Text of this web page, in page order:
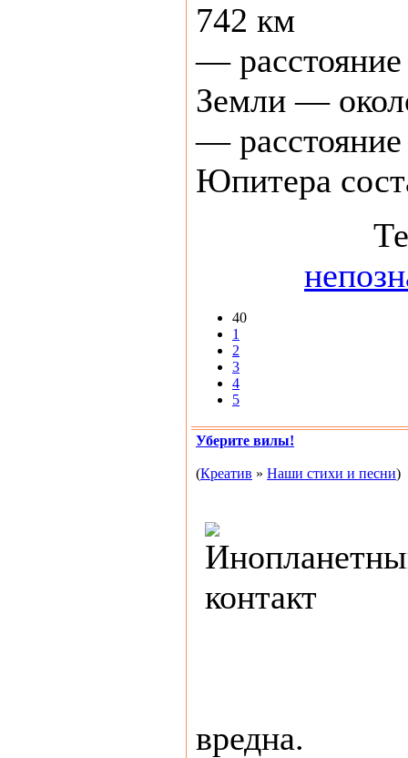
742 км
—
Земли —
—
Юпитера
40
1
2
3
4
5
Уберите вилы!
(Креатив » Наши стихи и песни)
вредна.